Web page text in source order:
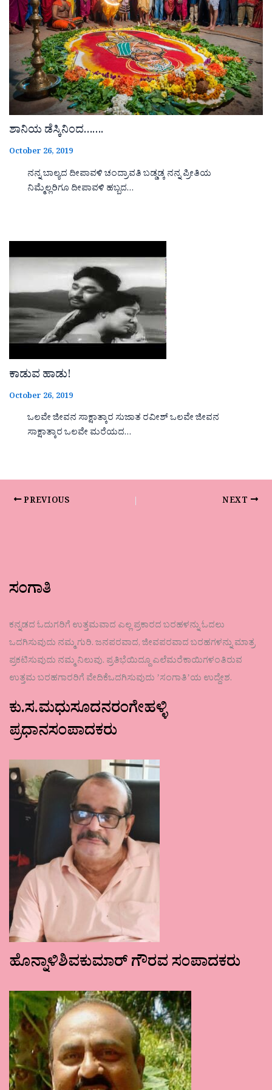
ಶಾನಿಯ ಡೆಸ್ಕಿನಿಂದ…….
October 26, 2019
ನನ್ನ ಬಾಲ್ಯದ ದೀಪಾವಳಿ ಚಂದ್ರಾವತಿ ಬಡ್ಡಡ್ಕ ನನ್ನ ಪ್ರೀತಿಯ
ನಿಮ್ಮೆಲ್ಲರಿಗೂ ದೀಪಾವಳಿ ಹಬ್ಬದ…
ಕಾಡುವ ಹಾಡು!
October 26, 2019
ಒಲವೇ ಜೀವನ ಸಾಕ್ಷಾತ್ಕಾರ ಸುಜಾತ ರವೀಶ್ ಒಲವೇ ಜೀವನ
ಸಾಕ್ಷಾತ್ಕಾರ ಒಲವೇ ಮರೆಯದ…
PREVIOUS NEXT
ಸಂಗಾತಿ
ಕನ್ನಡದ ಓದುಗರಿಗೆ ಉತ್ತಮವಾದ ಎಲ್ಲ ಪ್ರಕಾರದ ಬರಹಳನ್ನು ಓದಲು
ಒದಗಿಸುವುದು ನಮ್ಮ ಗುರಿ. ಜನಪರವಾದ, ಜೀವಪರವಾದ ಬರಹಗಳನ್ನು ಮಾತ್ರ
ಪ್ರಕಟಿಸುವುದು ನಮ್ಮ ನಿಲುವು. ಪ್ರತಿಭೆಯಿದ್ದೂ ಎಲೆಮರೆಕಾಯಿಗಳಂತಿರುವ
ಉತ್ತಮ ಬರಹಗಾರರಿಗೆ ವೇದಿಕೆಒದಗಿಸುವುದು ʼಸಂಗಾತಿʼಯ ಉದ್ದೇಶ.
ಕು.ಸ.ಮಧುಸೂದನರಂಗೇಹಳ್ಳಿ
ಪ್ರಧಾನಸಂಪಾದಕರು
ಹೊನ್ನಾಳಿಶಿವಕುಮಾರ್ ಗೌರವ ಸಂಪಾದಕರು